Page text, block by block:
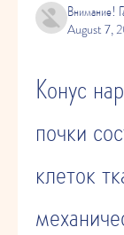
Внимание!
August 7,
Конус
почки
клеток